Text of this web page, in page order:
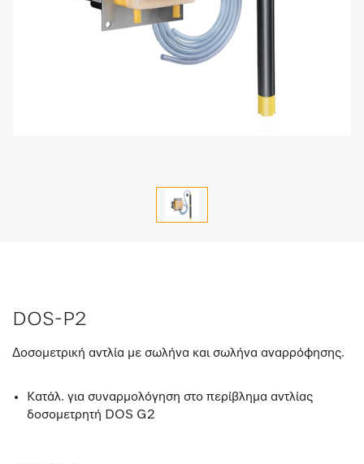
DOS-P2
Δοσομετρική αντλία με σωλήνα και σωλήνα αναρρόφησης.
Κατάλ. για συναρμολόγηση στο περίβλημα αντλίας
δοσομετρητή DOS G2